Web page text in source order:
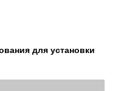
для установки